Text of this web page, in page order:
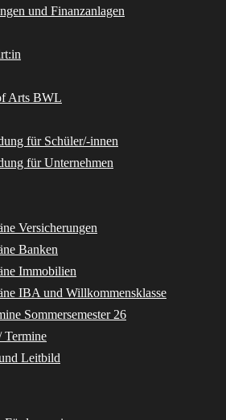
und Finanzanlagen
Arts BWL
für Schüler/-innen
für Unternehmen
Versicherungen
Banken
Immobilien
IBA und Willkommensklasse
Sommersemester 26
Termine
Leitbild